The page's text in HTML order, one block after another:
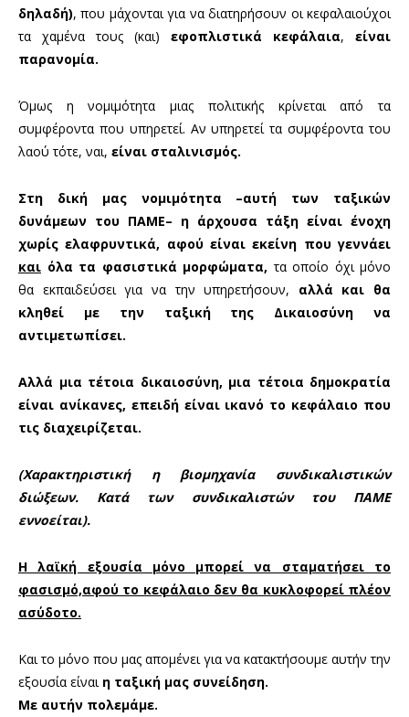
δηλαδή), που μάχονται για να διατηρήσουν οι κεφαλαιούχοι
τα χαμένα τους (και) εφοπλιστικά κεφάλαια, είναι
παρανομία.
Όμως η νομιμότητα μιας πολιτικής κρίνεται από τα
συμφέροντα που υπηρετεί. Αν υπηρετεί τα συμφέροντα του
λαού τότε, ναι, είναι σταλινισμός.
Στη δική μας νομιμότητα –αυτή των ταξικών
δυνάμεων του ΠΑΜΕ– η άρχουσα τάξη είναι ένοχη
χωρίς ελαφρυντικά, αφού είναι εκείνη που γεννάει
και όλα τα φασιστικά μορφώματα, τα οποίο όχι μόνο
θα εκπαιδεύσει για να την υπηρετήσουν, αλλά και θα
κληθεί με την ταξική της Δικαιοσύνη να
αντιμετωπίσει.
Αλλά μια τέτοια δικαιοσύνη, μια τέτοια δημοκρατία
είναι ανίκανες, επειδή είναι ικανό το κεφάλαιο που
τις διαχειρίζεται.
(Χαρακτηριστική η βιομηχανία συνδικαλιστικών
διώξεων. Κατά των συνδικαλιστών του ΠΑΜΕ
εννοείται).
Η λαϊκή εξουσία μόνο μπορεί να σταματήσει το
φασισμό,αφού το κεφάλαιο δεν θα κυκλοφορεί πλέον
ασύδοτο.
Και το μόνο που μας απομένει για να κατακτήσουμε αυτήν την
εξουσία είναι η ταξική μας συνείδηση.
Με αυτήν πολεμάμε.